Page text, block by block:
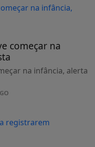
começar na
na infância, alerta